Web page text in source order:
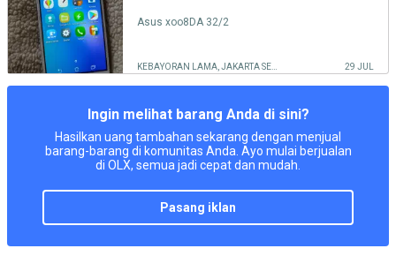
Asus xoo8DA 32/2
29 JUL
Ingin melihat barang Anda di sini?
Hasilkan uang tambahan sekarang dengan menjual
barang-barang di komunitas Anda. Ayo mulai berjualan
di OLX, semua jadi cepat dan mudah.
pasang iklan